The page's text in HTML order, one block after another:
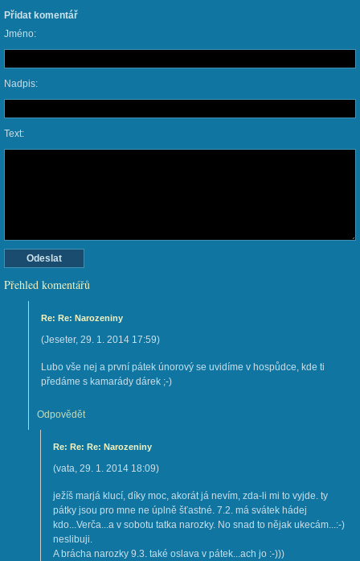
Přidat komentář
Jméno:
Nadpis:
Text:
Přehled komentářů
Re: Re: Narozeniny
(Jeseter, 29. 1. 2014 17:59)
Lubo vše nej a první pátek únorový se uvidíme v hospůdce, kde ti
předáme s kamarády dárek ;-)
Odpovědět
Re: Re: Re: Narozeniny
(vata, 29. 1. 2014 18:09)
ježíš marjá klucí, díky moc, akorát já nevím, zda-li mi to vyjde. ty
pátky jsou pro mne ne úplně šťastné. 7.2. má svátek hádej
kdo...Verča...a v sobotu tatka narozky. No snad to nějak ukecám...:-)
neslibuji.
A brácha narozky 9.3. také oslava v pátek...ach jo :-)))